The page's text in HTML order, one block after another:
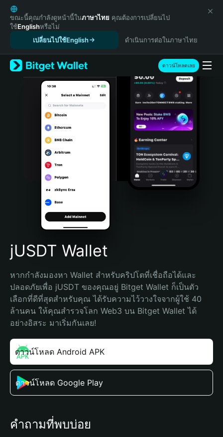
English
日本語
Tiếng Việt
Español (Latinoamérica)
Türkçe
Italiano
Português (Portugal)
Bahasa Indonesia
Português (Brasil)
Español (Argentina)
ขณะนี้คุณกำลังดูหน้านี้ในภาษาไทย คุณต้องการเปลี่ยนไป
ใช้Englishหรือไม่
เปลี่ยนไปใช้English
ดำเนินการต่อในภาษาไทย
ดาวน์โหลดเลย
jUSDT Wallet
หากกำลังมองหา Wallet สำหรับคริปโตที่เชื่อถือได้และ
ปลอดภัยเพื่อ jUSDT ของคุณอยู่ Bitget Wallet ก็เป็นตัว
เลือกที่ดีที่สุดสำหรับคุณ ได้รับความไว้วางใจจากผู้ใช้ 40
ล้านคน ให้คุณสำรวจโลก Web3 บน Bitget Wallet ได้
อย่างอิสระ มาเริ่มกันเลย!
ดาวน์โหลด Android APK
ดาวน์โหลด Google Play
คำถามที่พบบ่อย